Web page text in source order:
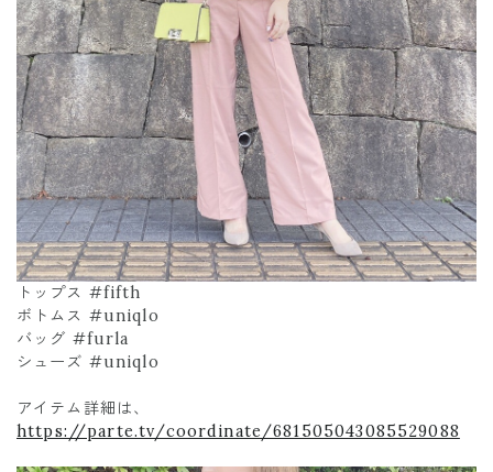
トップス #fifth
ボトムス #uniqlo
バッグ #furla
シューズ #uniqlo
アイテム詳細は、
https://parte.tv/coordinate/681505043085529088